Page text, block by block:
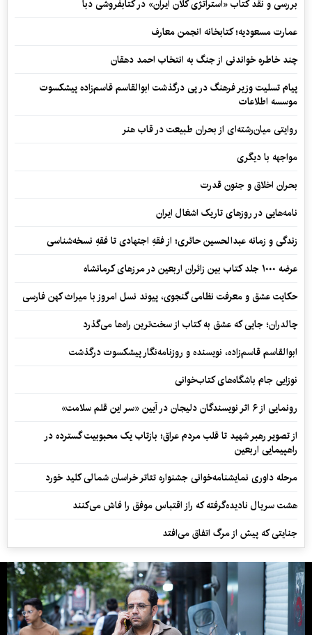
بررسی و نقد کتاب «استراتژی کلان ایران» در کتابفروشی دبا
عمارت مسعودیه؛ کتابخانه انجمن معارف
چند خاطره خواندنی از جنگ به انتخاب احمد دهقان
پیام تسلیت وزیر فرهنگ در پی درگذشت ابوالقاسم قاسم‌زاده پیشکسوت
موسسه اطلاعات
روایتی میان‌رشته‌ای از بحران طبیعت در قاب هنر
مواجهه با دیگری
بحران اخلاق و جنون قدرت
نامه‌هایی در روزهای تاریک اشغال ایران
زندگی و زمانه عبدالحسین حائری؛ از فقهِ اجتهادی تا فقهِ نسخه‌شناسی
عرضه ۱۰۰۰ جلد کتاب بین زائران اربعین در مرزهای کرمانشاه
حکایت عشق و معرفت نظامی گنجوی، پیوند نسل امروز با میراث کهن فارسی
چالدران؛ جایی که عشق به کتاب از سخت‌ترین راه‌ها می‌گذرد
ابوالقاسم قاسم‌زاده، نویسنده و روزنامه‌نگار پیشکسوت درگذشت
نوزایی جام باشگاه‌های کتاب‌خوانی
رونمایی از ۶ اثر نویسندگان دلیجان در آیین «سر این قلم سلامت»
از تصویر رهبر شهید تا قلب مردم عراق؛ بازتاب یک محبوبیت گسترده در
راهپیمایی اربعین
مرحله داوری نمایشنامه‌خوانی جشنواره تئاتر خراسان شمالی کلید خورد
هشت سریال نادیده‌گرفته که راز اقتباس موفق را فاش می‌کنند
جنایتی که پیش از مرگ اتفاق می‌افتد